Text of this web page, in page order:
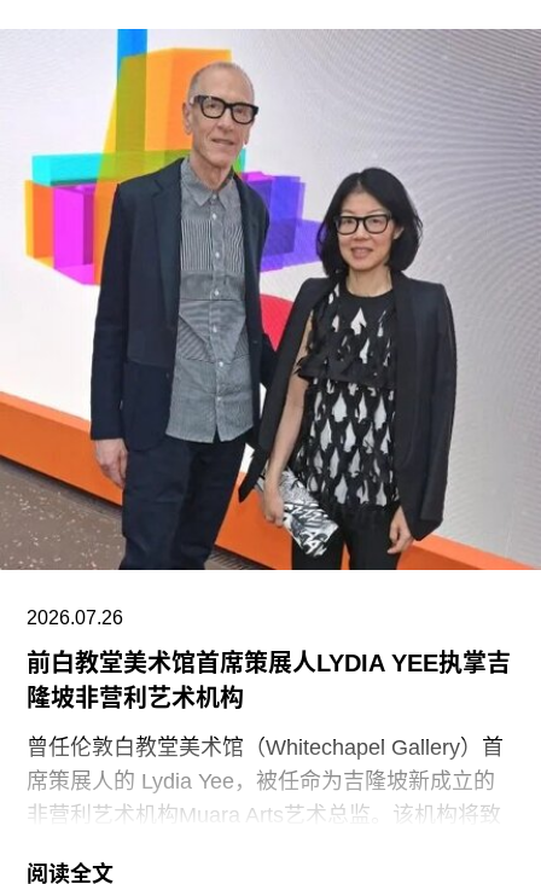
扬“美国的伟大”。
其中，美国国家历史博物馆已成为特朗普持续抨击
的主要目标。在本月初发布的一份长达162页的报
告中，政府指责博物馆馆长安西娅·M·哈蒂格
（Anthea M. Hartig）在展览中传播“激进的行动主
义意识形态”。
根据这一行政令，新的指示牌将告知参观者，博物
馆现有展览“应予以改造”，以符合政府近期发布的
题为《拯救美国的故事：史密森尼学会美国国家历
史博物馆如何因意识形态操控而抹杀我们的历史遗
产》的报告。指示牌还将“引导游客前往能够获取关
于美国历史准确信息的地点和资源”。不过政府并未
具体说明其认可的具体地点或资源为何。
该行政令还指责博物馆在美国建国250周年之际未
部长“在由国家公园管理局维护的人行道、步道及其
他公共场所设置临时展览或标识，以纠正博物馆内
呈现的不准确信息”。
史密森尼学会尚未就行政令发表公开评论。上周，
哈蒂格出席了一场国会听证会，期间
2026.07.26
前白教堂美术馆首席策展人LYDIA YEE执掌吉
隆坡非营利艺术机构
曾任伦敦白教堂美术馆（Whitechapel Gallery）首
席策展人的 Lydia Yee，被任命为吉隆坡新成立的
非营利艺术机构Muara Arts艺术总监。该机构将致
阅读全文